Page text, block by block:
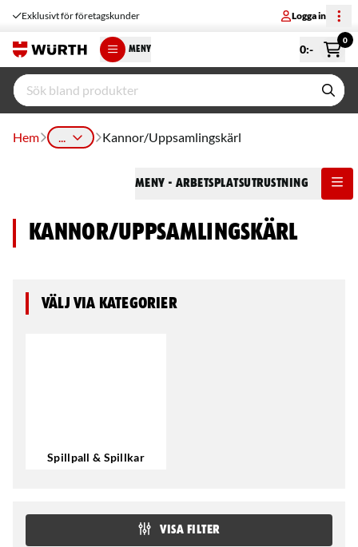
Exklusivt för företagskunder Logga in
MENY 0:-
0
Hem ... Kannor/Uppsamlingskärl
Meny - Arbetsplatsutrustning
Kannor/Uppsamlingskärl
Välj via kategorier
Spillpall & Spillkar
VISA FILTER